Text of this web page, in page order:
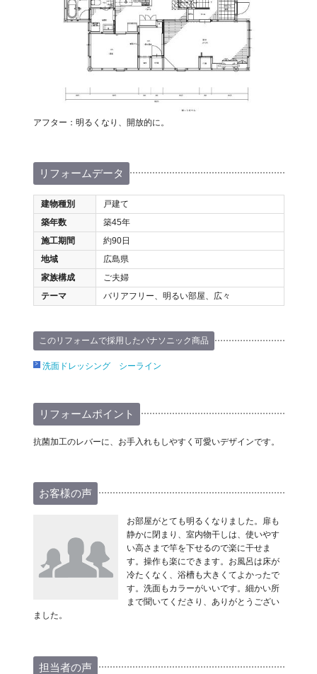
アフター：明るくなり、開放的に。
リフォームデータ
建物種別
戸建て
築年数
築45年
施工期間
約90日
地域
広島県
家族構成
ご夫婦
テーマ
バリアフリー、明るい部屋、広々
このリフォームで採用したパナソニック商品
洗面ドレッシング シーライン
リフォームポイント
抗菌加工のレバーに、お手入れもしやすく可愛いデザインです。
お客様の声
お部屋がとても明るくなりました。扉も
静かに閉まり、室内物干しは、使いやす
い高さまで竿を下せるので楽に干せま
す。操作も楽にできます。お風呂は床が
冷たくなく、浴槽も大きくてよかったで
す。洗面もカラーがいいです。細かい所
まで聞いてくださり、ありがとうござい
ました。
担当者の声